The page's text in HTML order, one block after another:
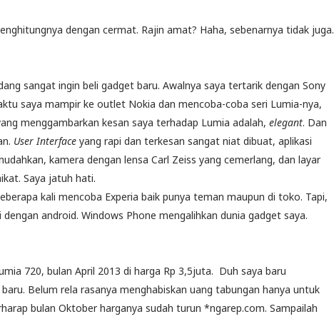
dengan cermat. Rajin amat? Haha, sebenarnya tidak juga.
sangat ingin beli gadget baru. Awalnya saya tertarik dengan Sony
saya mampir ke outlet Nokia dan mencoba-coba seri Lumia-nya,
menggambarkan kesan saya terhadap Lumia adalah, elegant. Dan
User Interface yang rapi dan terkesan sangat niat dibuat, aplikasi
kamera dengan lensa Carl Zeiss yang cemerlang, dan layar
Saya jatuh hati.
kali mencoba Experia baik punya teman maupun di toko. Tapi,
android. Windows Phone mengalihkan dunia gadget saya.
720, bulan April 2013 di harga Rp 3,5juta. Duh saya baru
Belum rela rasanya menghabiskan uang tabungan hanya untuk
bulan Oktober harganya sudah turun *ngarep.com. Sampailah